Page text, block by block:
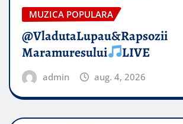
MUZICA POPULARA
@VladutaLupau&Rapsozii
Maramuresului
LIVE
admin aug. 4, 2026